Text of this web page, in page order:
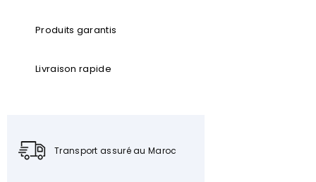
Produits garantis
Livraison rapide
Transport assuré au Maroc